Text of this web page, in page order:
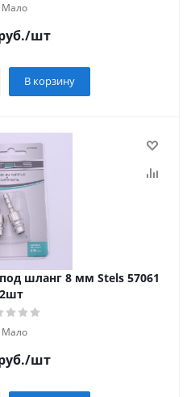
Мало
/шт
В корзину
шланг 8 мм Stels 57061
2шт
Мало
/шт